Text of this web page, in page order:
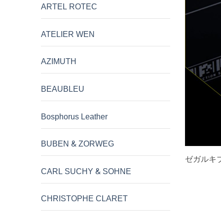
ARTEL ROTEC
ATELIER WEN
AZIMUTH
BEAUBLEU
Bosphorus Leather
BUBEN & ZORWEG
CARL SUCHY & SOHNE
CHRISTOPHE CLARET
ゼガルキ